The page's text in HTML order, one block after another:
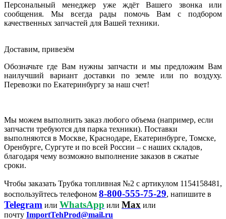
Персональный менеджер уже ждёт Вашего звонка или
сообщения. Мы всегда рады помочь Вам с подбором
качественных запчастей для Вашей техники.
Доставим, привезём
Обозначьте где Вам нужны запчасти и мы предложим Вам
наилучший вариант доставки по земле или по воздуху.
Перевозки по Екатеринбургу за наш счет!
Мы можем выполнить заказ любого объема (например, если
запчасти требуются для парка техники). Поставки
выполняются в Москве, Краснодаре, Екатеринбурге, Томске,
Оренбурге, Сургуте и по всей России – с наших складов,
благодаря чему возможно выполнение заказов в сжатые
сроки.
Чтобы заказать Трубка топливная №2 с артикулом 1154158481,
воспользуйтесь телефоном 8-800-555-75-29, напишите в
Telegram или WhatsApp или Max или
почту ImportTehProd@mail.ru